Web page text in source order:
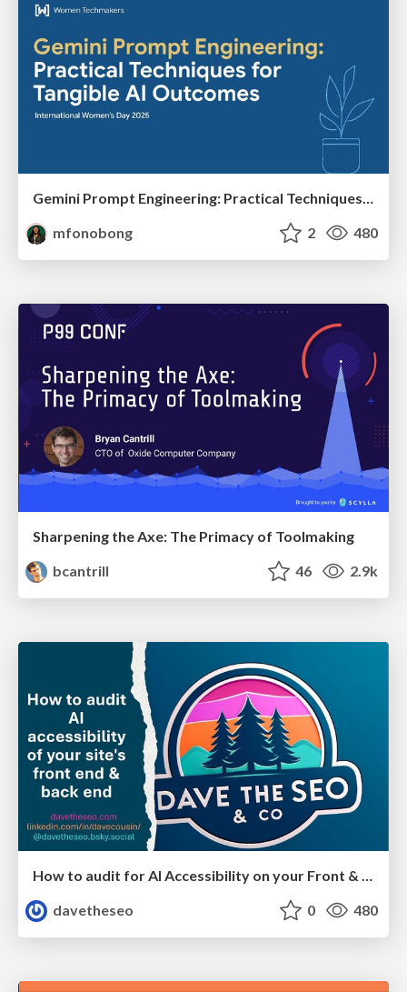
Gemini Prompt Engineering: Practical Techniques for Tangible AI Outcomes
mfonobong
2 480
Sharpening the Axe: The Primacy of Toolmaking
bcantrill
46 2.9k
davetheseo
0 480